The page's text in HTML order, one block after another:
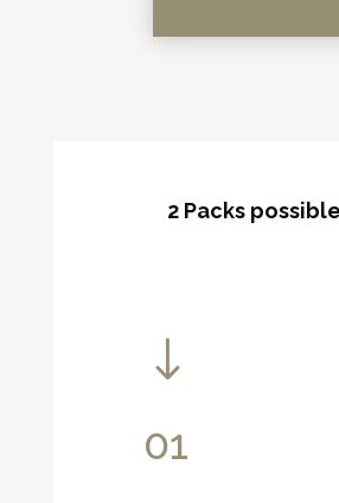
2 Packs
"
01